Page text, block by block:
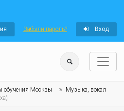
Забыли пароль? Вход
обучения Москвы
Музыка, вокал